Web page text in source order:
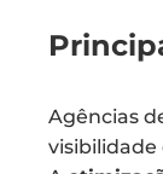
Agências
visibilidade